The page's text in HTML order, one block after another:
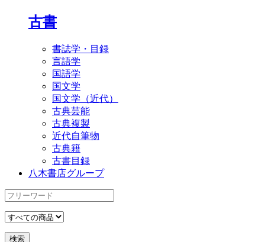
古書
書誌学・目録
言語学
国語学
国文学
国文学（近代）
古典芸能
古典複製
近代自筆物
古典籍
古書目録
八木書店グループ